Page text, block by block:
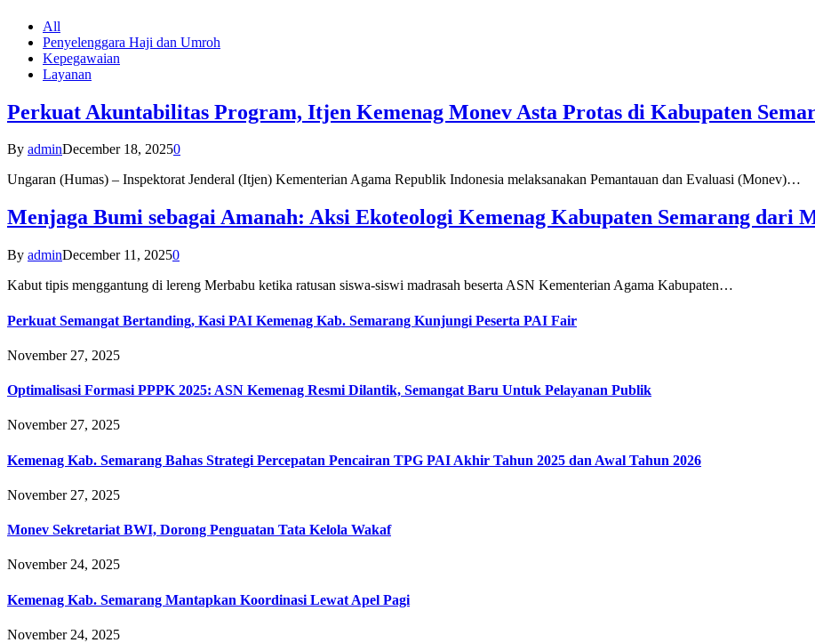
All
Penyelenggara Haji dan Umroh
Kepegawaian
Layanan
Perkuat Akuntabilitas Program, Itjen Kemenag Monev Asta Protas di Kabupaten
By adminDecember 18, 20250
Ungaran (Humas) – Inspektorat Jenderal (Itjen) Kementerian Agama Republik Indonesia melaksanakan Pemantauan dan Evaluasi (Monev)…
Menjaga Bumi sebagai Amanah: Aksi Ekoteologi Kemenag Kabupaten Semarang dari
By adminDecember 11, 20250
Kabut tipis menggantung di lereng Merbabu ketika ratusan siswa-siswi madrasah beserta ASN Kementerian Agama Kabupaten…
Perkuat Semangat Bertanding, Kasi PAI Kemenag Kab. Semarang Kunjungi Peserta PAI Fair
November 27, 2025
Optimalisasi Formasi PPPK 2025: ASN Kemenag Resmi Dilantik, Semangat Baru Untuk Pelayanan Publik
November 27, 2025
Kemenag Kab. Semarang Bahas Strategi Percepatan Pencairan TPG PAI Akhir Tahun 2025 dan Awal Tahun 2026
November 27, 2025
Monev Sekretariat BWI, Dorong Penguatan Tata Kelola Wakaf
November 24, 2025
Kemenag Kab. Semarang Mantapkan Koordinasi Lewat Apel Pagi
November 24, 2025